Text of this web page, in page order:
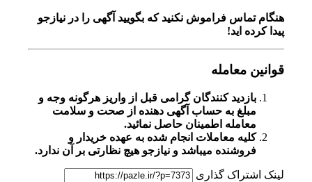
هنگام تماس فراموش نکنید که بگویید آگهی را در نیازجو
پیدا کرده اید!
قوانین معامله
بازدید کنندگان گرامی قبل از واریز هرگونه وجه و
مبلغ به حساب آگهی دهنده از صحت و سلامت
معامله اطمینان حاصل نمائید.
کلیه معاملات انجام شده به عهده خریدار و
فروشنده میباشد و نیازجو هیچ نظارتی بر آن ندارد.
لینک اشتراک گذاری